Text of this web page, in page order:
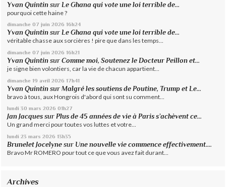
Yvan Quintin sur Le Ghana qui vote une loi terrible de...
pourquoi cette haine ?
dimanche 07 juin 2026 16h24
Yvan Quintin surLe Ghana qui vote une loi terrible de...
véritable chasse aux sorcières ! pire que dans les temps...
dimanche 07 juin 2026 16h21
Yvan Quintin surComme moi, Soutenez le Docteur Peillon et...
je signe bien volontiers, car la vie de chacun appartient...
dimanche 19 avril 2026 17h41
Yvan Quintin surMalgré les soutiens de Poutine, Trump et Le...
bravo à tous, aux Hongrois d'abord qui sont su comment...
lundi 30 mars 2026 01h27
Jan Jacques surPlus de 45 années de vie à Paris s’achèvent ce...
Un grand merci pour toutes vos luttes et votre...
lundi 23 mars 2026 13h35
Brunelet Jocelyne sur Une nouvelle vie commence effectivement....
Bravo Mr ROMERO pour tout ce que vous avez fait durant...
Archives